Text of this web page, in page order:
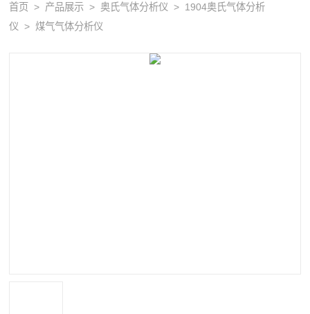
首页 > 产品展示 > 奥氏气体分析仪 > 1904奥氏气体分析
仪 > 煤气气体分析仪